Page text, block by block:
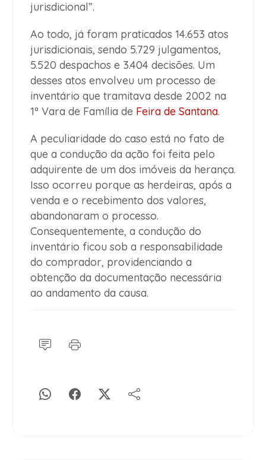
jurisdicional”.
Ao todo, já foram praticados 14.653 atos
jurisdicionais, sendo 5.729 julgamentos,
5.520 despachos e 3.404 decisões. Um
desses atos envolveu um processo de
inventário que tramitava desde 2002 na
1ª Vara de Família de Feira de Santana.
A peculiaridade do caso está no fato de
que a condução da ação foi feita pelo
adquirente de um dos imóveis da herança.
Isso ocorreu porque as herdeiras, após a
venda e o recebimento dos valores,
abandonaram o processo.
Consequentemente, a condução do
inventário ficou sob a responsabilidade
do comprador, providenciando a
obtenção da documentação necessária
ao andamento da causa.